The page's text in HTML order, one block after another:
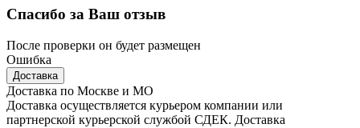
Спасибо за Ваш отзыв
После проверки он будет размещен
Ошибка
Доставка
Доставка по Москве и МО
Доставка осуществляется курьером компании или
партнерской курьерской службой СДЕК. Доставка